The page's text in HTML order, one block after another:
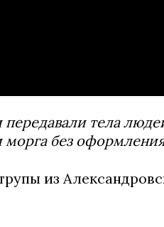
тела
без
из